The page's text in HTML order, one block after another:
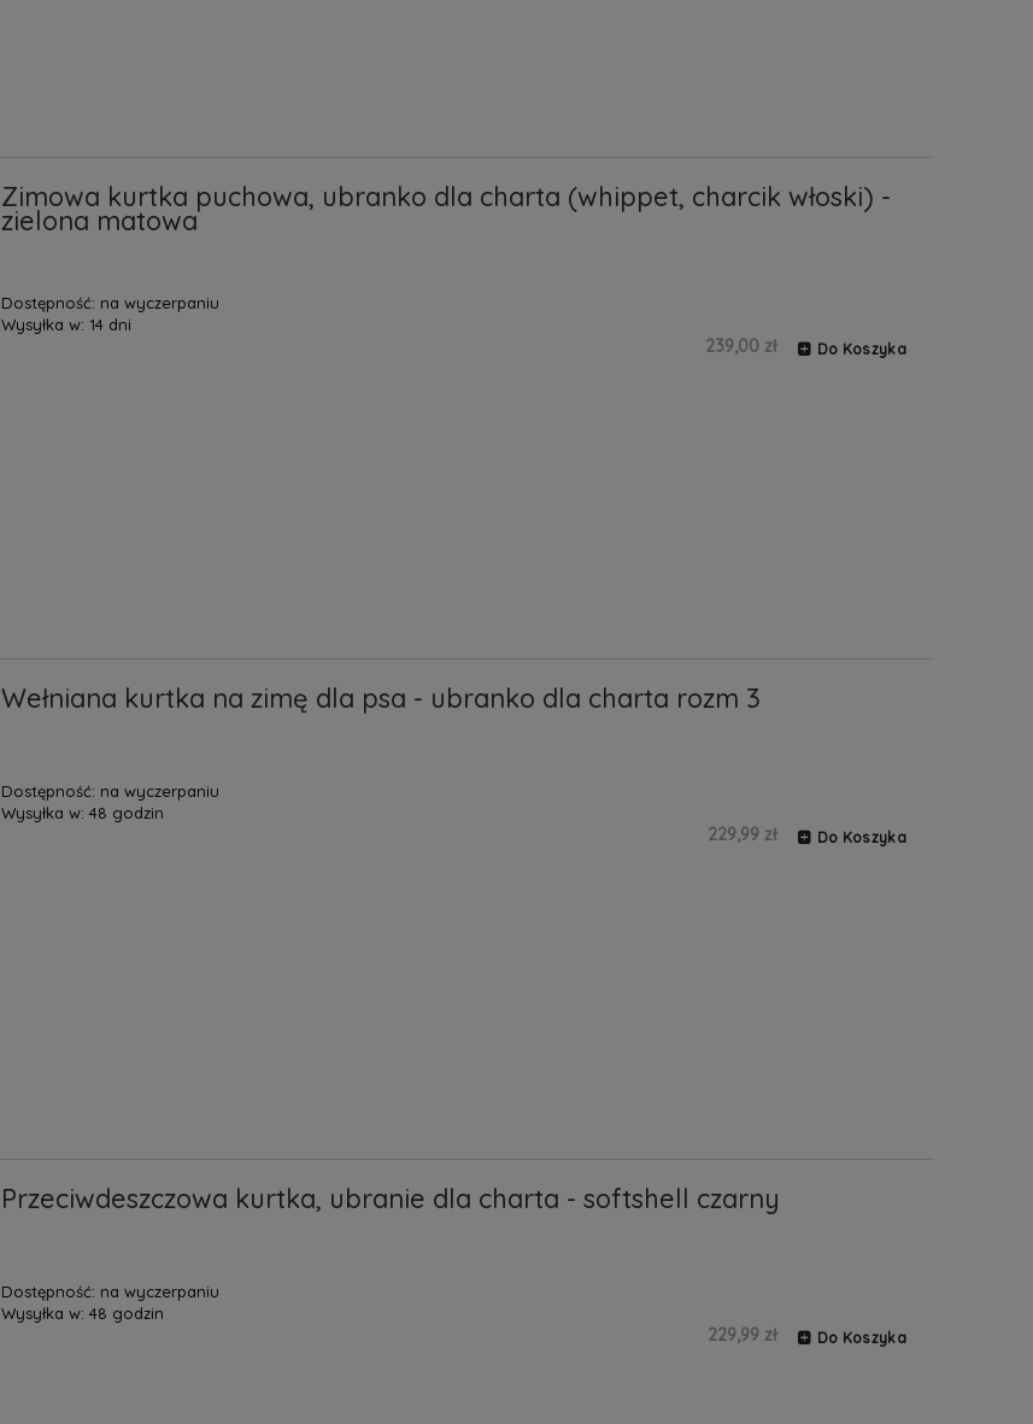
Zimowa kurtka puchowa, ubranko dla charta (whippet, charcik włoski) -
zielona matowa
Dostępność: na wyczerpaniu
Wysyłka w: 14 dni
239,00 zł Do Koszyka
Wełniana kurtka na zimę dla psa - ubranko dla charta rozm 3
Dostępność: na wyczerpaniu
Wysyłka w: 48 godzin
229,99 zł Do Koszyka
Przeciwdeszczowa kurtka, ubranie dla charta - softshell czarny
Dostępność: na wyczerpaniu
Wysyłka w: 48 godzin
229,99 zł Do Koszyka